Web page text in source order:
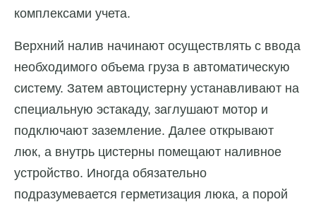
комплексами учета.
Верхний налив начинают осуществлять с ввода
необходимого объема груза в автоматическую
систему. Затем автоцистерну устанавливают на
специальную эстакаду, заглушают мотор и
подключают заземление. Далее открывают
люк, а внутрь цистерны помещают наливное
устройство. Иногда обязательно
подразумевается герметизация люка, а порой